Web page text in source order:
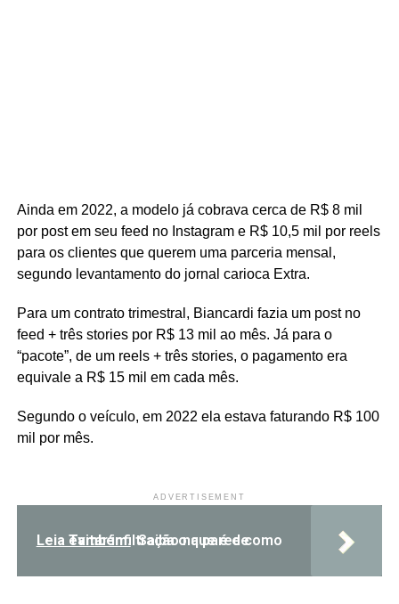
Ainda em 2022, a modelo já cobrava cerca de R$ 8 mil
por post em seu feed no Instagram e R$ 10,5 mil por reels
para os clientes que querem uma parceria mensal,
segundo levantamento do jornal carioca Extra.
Para um contrato trimestral, Biancardi fazia um post no
feed + três stories por R$ 13 mil ao mês. Já para o
“pacote”, de um reels + três stories, o pagamento era
equivale a R$ 15 mil em cada mês.
Segundo o veículo, em 2022 ela estava faturando R$ 100
mil por mês.
ADVERTISEMENT
Leia Também:
Saiba o que é e como evitar infiltração na parede